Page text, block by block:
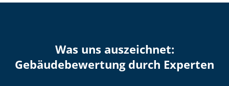
Was uns auszeichnet:
Ge­bäu­de­be­wer­tung durch Experten